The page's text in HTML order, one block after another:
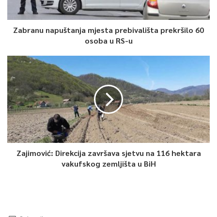
Zabranu napuštanja mjesta prebivališta prekršilo 60
osoba u RS-u
Zajimović: Direkcija završava sjetvu na 116 hektara
vakufskog zemljišta u BiH